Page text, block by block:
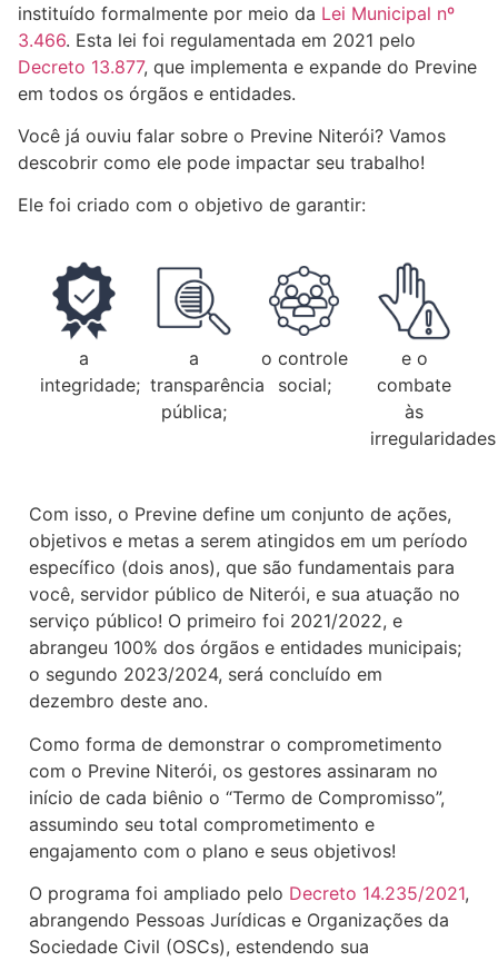
instituído formalmente por meio da Lei Municipal nº
3.466. Esta lei foi regulamentada em 2021 pelo
Decreto 13.877, que implementa e expande do Previne
em todos os órgãos e entidades.
Você já ouviu falar sobre o Previne Niterói? Vamos
descobrir como ele pode impactar seu trabalho!
Ele foi criado com o objetivo de garantir:
a
integridade;
a
transparência
pública;
o controle
social;
e o
combate
às
irregularidades
Com isso, o Previne define um conjunto de ações,
objetivos e metas a serem atingidos em um período
específico (dois anos), que são fundamentais para
você, servidor público de Niterói, e sua atuação no
serviço público! O primeiro foi 2021/2022, e
abrangeu 100% dos órgãos e entidades municipais;
o segundo 2023/2024, será concluído em
dezembro deste ano.
Como forma de demonstrar o comprometimento
com o Previne Niterói, os gestores assinaram no
início de cada biênio o “Termo de Compromisso”,
assumindo seu total comprometimento e
engajamento com o plano e seus objetivos!
O programa foi ampliado pelo Decreto 14.235/2021,
abrangendo Pessoas Jurídicas e Organizações da
Sociedade Civil (OSCs), estendendo sua